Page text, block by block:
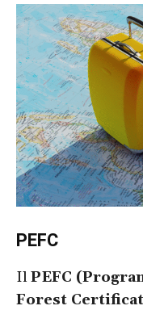
PEFC
IlPEFC
Forest